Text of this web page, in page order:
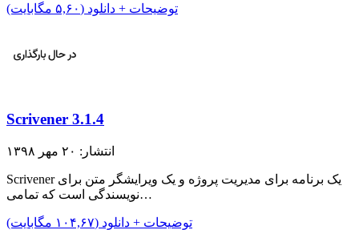
توضیحات + دانلود (۵,۶۰ مگابایت)
Scrivener 3.1.4
انتشار: ۲۰ مهر ۱۳۹۸
Scrivener یک برنامه برای مدیریت پروژه و یک ویرایشگر متن برای
نویسندگی است که تمامی…
توضیحات + دانلود (۱۰۴,۶۷ مگابایت)